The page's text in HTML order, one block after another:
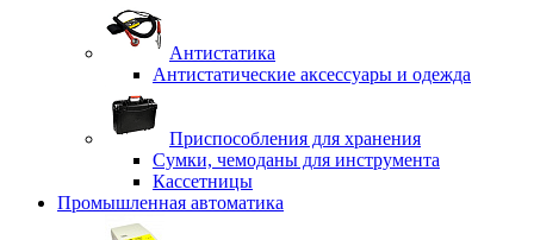
Антистатика
Антистатические аксессуары и одежда
Приспособления для хранения
Сумки, чемоданы для инструмента
Кассетницы
Промышленная автоматика